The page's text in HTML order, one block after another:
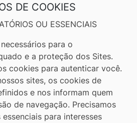
DE COOKIES
OU ESSENCIAIS
para o
e a proteção dos Sites.
cookies para autenticar você.
sites, os cookies de
e nos informam quem
de navegação. Precisamos
para interesses